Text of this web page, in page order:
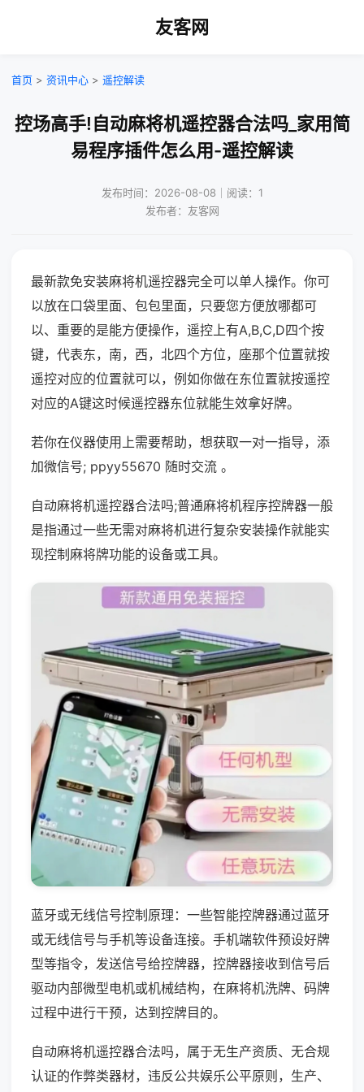
友客网
首页 > 资讯中心 > 遥控解读
控场高手!自动麻将机遥控器合法吗_家用简
易程序插件怎么用-遥控解读
发布时间：2026-08-08｜阅读：1
发布者：友客网
最新款免安装麻将机遥控器完全可以单人操作。你可
以放在口袋里面、包包里面，只要您方便放哪都可
以、重要的是能方便操作，遥控上有A,B,C,D四个按
键，代表东，南，西，北四个方位，座那个位置就按
遥控对应的位置就可以，例如你做在东位置就按遥控
对应的A键这时候遥控器东位就能生效拿好牌。
若你在仪器使用上需要帮助，想获取一对一指导，添
加微信号; ppyy55670 随时交流 。
自动麻将机遥控器合法吗;普通麻将机程序控牌器一般
是指通过一些无需对麻将机进行复杂安装操作就能实
现控制麻将牌功能的设备或工具。
蓝牙或无线信号控制原理：一些智能控牌器通过蓝牙
或无线信号与手机等设备连接。手机端软件预设好牌
型等指令，发送信号给控牌器，控牌器接收到信号后
驱动内部微型电机或机械结构，在麻将机洗牌、码牌
过程中进行干预，达到控牌目的。
自动麻将机遥控器合法吗，属于无生产资质、无合规
认证的作弊类器材，违反公共娱乐公平原则，生产、